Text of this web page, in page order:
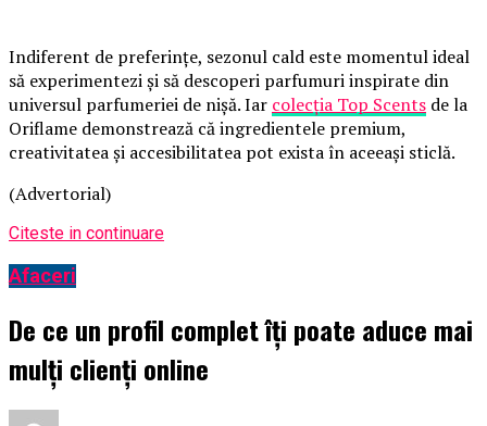
Indiferent de preferințe, sezonul cald este momentul ideal
să experimentezi și să descoperi parfumuri inspirate din
universul parfumeriei de nișă. Iar colecția Top Scents de la
Oriflame demonstrează că ingredientele premium,
creativitatea și accesibilitatea pot exista în aceeași sticlă.
(Advertorial)
Citeste in continuare
Afaceri
De ce un profil complet îți poate aduce mai
mulți clienți online